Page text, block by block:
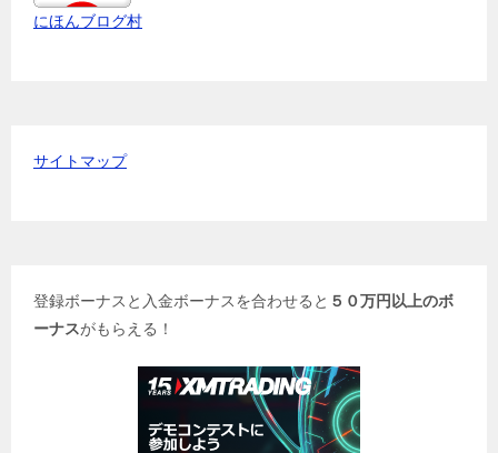
にほんブログ村
サイトマップ
登録ボーナスと入金ボーナスを合わせると ５０万円以上のボ
ーナスがもらえる！